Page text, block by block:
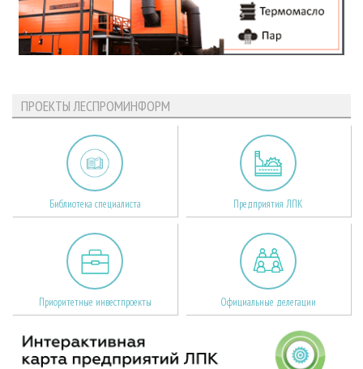
ПРОЕКТЫ ЛЕСПРОМИНФОРМ
Библиотека специалиста Предприятия ЛПК
Приоритетные инвестпроекты Официальные делегации